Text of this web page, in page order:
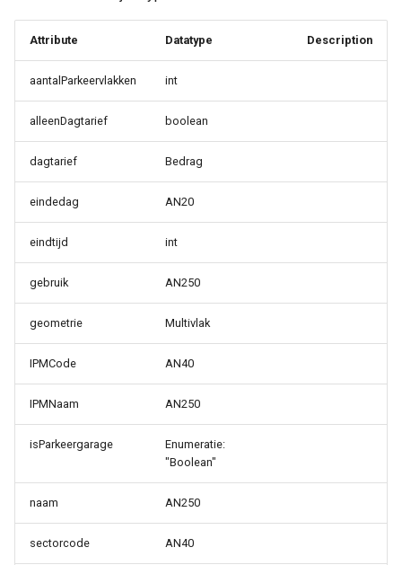
Attribute Datatype Description
aantalParkeervlakken int
alleenDagtarief boolean
dagtarief Bedrag
eindedag AN20
eindtijd int
gebruik AN250
geometrie Multivlak
IPMCode AN40
IPMNaam AN250
isParkeergarage
Enumeratie:
"Boolean"
naam AN250
sectorcode AN40